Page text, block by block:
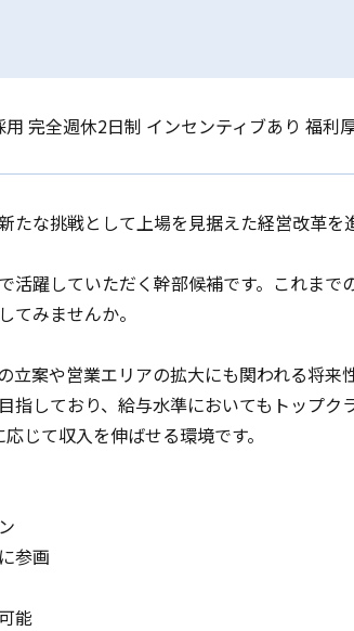
完全週休2日制 インセンティブあり 福利
な挑戦として上場を見据えた経営改革を
活躍していただく幹部候補です。これまで
てみませんか。
案や営業エリアの拡大にも関われる将来
指しており、給与水準においてもトップク
じて収入を伸ばせる環境です。
参画
能